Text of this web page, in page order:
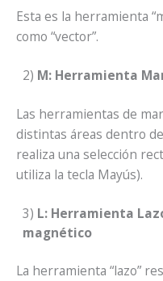
Esta es la herramienta
como “vector”.
2) M: Herramienta
Las herramientas de
distintas áreas dentro
realiza una selección
utiliza la tecla Mayús).
3) L: Herramienta
magnético
La herramienta “lazo”